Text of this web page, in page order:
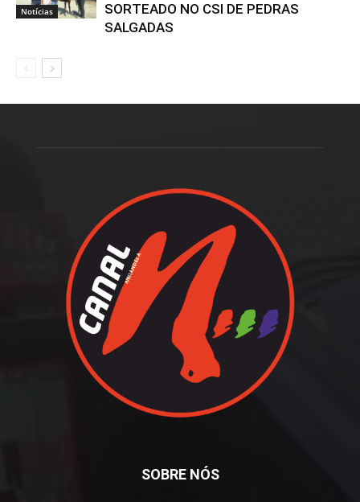
Notícias
SORTEADO NO CSI DE PEDRAS
SALGADAS
SOBRE NÓS